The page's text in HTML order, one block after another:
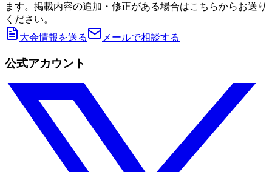
ます。掲載内容の追加・修正がある場合はこちらからお送り
ください。
大会情報を送る
メールで相談する
公式アカウント